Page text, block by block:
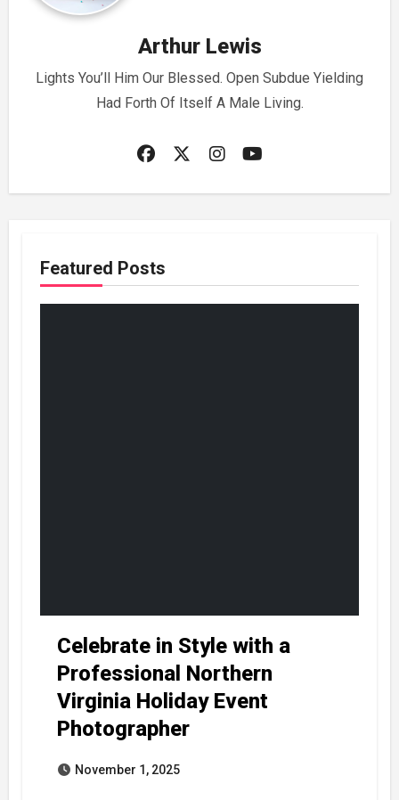
Arthur Lewis
Lights You’ll Him Our Blessed. Open Subdue Yielding
Had Forth Of Itself A Male Living.
Featured Posts
Celebrate in Style with a
Professional Northern
Virginia Holiday Event
Photographer
November 1, 2025